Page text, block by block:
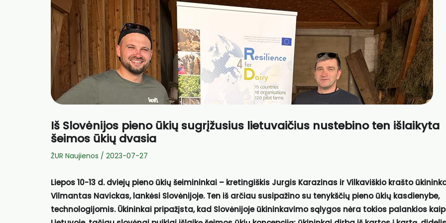
Iš Slovėnijos pieno ūkių sugrįžusius lietuvaičius nustebino ten išlaikyta
šeimos ūkių dvasia
ŽUR Naujienos / 2023-07-27
Liepos 10-13 d. dviejų pieno ūkių šeimininkai – kretingiškis Jurgis Karazinas ir Vilkaviškio krašto
Vilmantas Navickas, lankėsi Slovėnijoje. Ten iš arčiau susipažino su tenykščių pieno ūkių kasdienybe,
technologijomis. Ūkininkai pripažįsta, kad Slovėnijoje ūkininkavimo sąlygos nėra tokios palankios kaip